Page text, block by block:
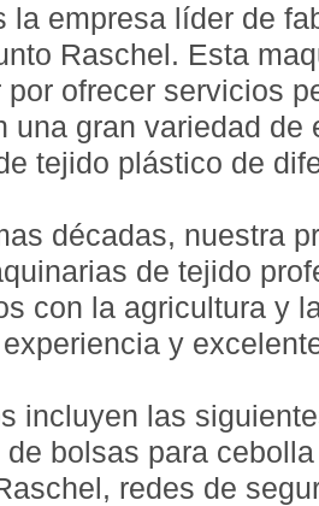
la empresa líder de
Raschel. Esta
por ofrecer servicios
una gran variedad de
tejido plástico de
décadas, nuestra
de tejido
con la agricultura y
y
incluyen las
bolsas para
redes de